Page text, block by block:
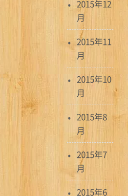
2015年12
月
2015年11
月
2015年10
月
2015年8
月
2015年7
月
2015年6